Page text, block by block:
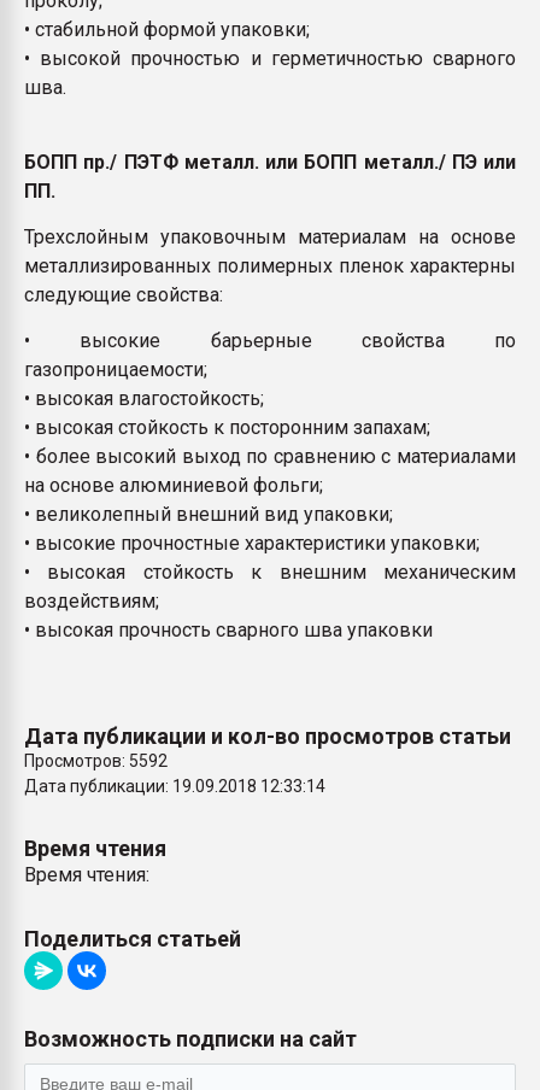
• стабильной формой упаковки;
• высокой прочностью и герметичностью сварного
шва.
БОПП пр./ ПЭТФ металл. или БОПП металл./ ПЭ или
ПП.
Трехслойным упаковочным материалам на основе
металлизированных полимерных пленок характерны
следующие свойства:
• высокие барьерные свойства по
газопроницаемости;
• высокая влагостойкость;
• высокая стойкость к посторонним запахам;
• более высокий выход по сравнению с материалами
на основе алюминиевой фольги;
• великолепный внешний вид упаковки;
• высокие прочностные характеристики упаковки;
• высокая стойкость к внешним механическим
воздействиям;
• высокая прочность сварного шва упаковки
Дата публикации и кол-во просмотров статьи
Просмотров: 5592
Дата публикации: 19.09.2018 12:33:14
Время чтения
Время чтения:
Поделиться статьей
Возможность подписки на сайт